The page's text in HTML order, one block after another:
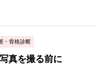
・骨格診断
真を撮る前に